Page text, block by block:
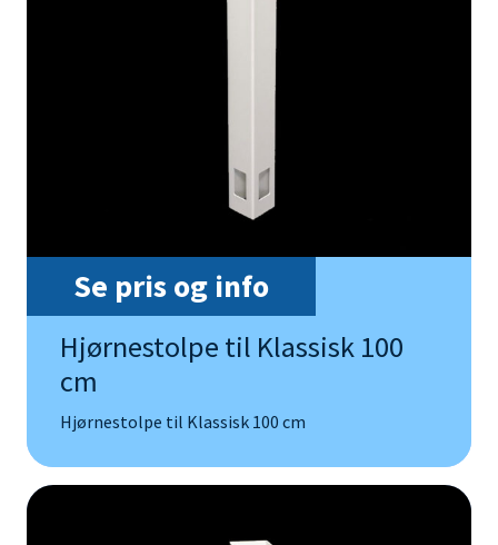
Se pris og info
Hjørnestolpe til Klassisk 100
cm
Hjørnestolpe til Klassisk 100 cm